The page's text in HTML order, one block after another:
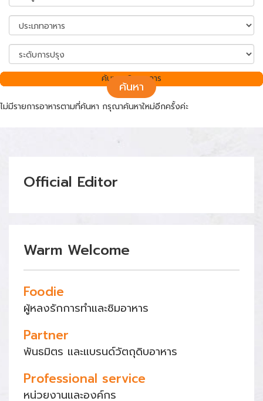
ค้นหา
ไม่มีรายการอาหารตามที่ค้นหา กรุณาค้นหาใหม่อีกครั้งค่ะ
ค้นพบ 0 รายการ
Official Editor
Warm Welcome
Foodie
ผู้หลงรักการทำและชิมอาหาร
Partner
พันธมิตร และแบรนด์วัตถุดิบอาหาร
Professional service
หน่วยงานและองค์กร